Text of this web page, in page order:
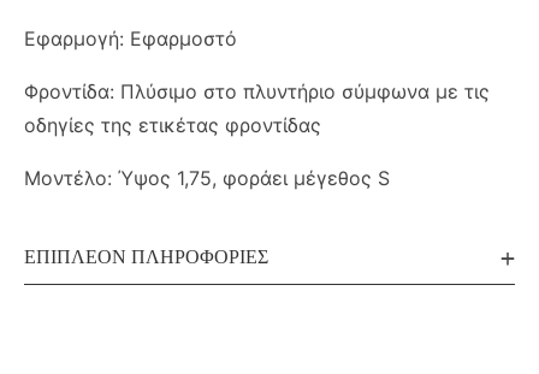
Εφαρμογή: Εφαρμοστό
Φροντίδα: Πλύσιμο στο πλυντήριο σύμφωνα με τις
οδηγίες της ετικέτας φροντίδας
Μοντέλο: Ύψος 1,75, φοράει μέγεθος S
ΕΠΙΠΛΈΟΝ ΠΛΗΡΟΦΟΡΊΕΣ